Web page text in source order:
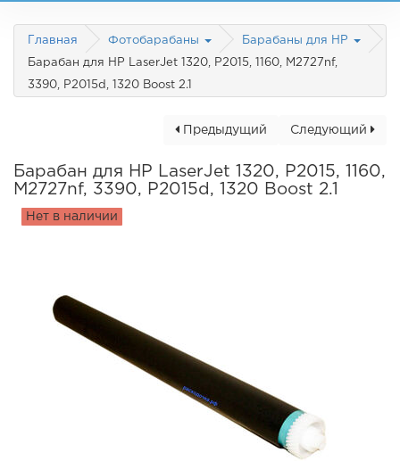
Главная Фотобарабаны Барабаны для HP
Барабан для HP LaserJet 1320, P2015, 1160, M2727nf,
3390, P2015d, 1320 Boost 2.1
Следующий
Предыдущий
Барабан для HP LaserJet 1320, P2015, 1160,
M2727nf, 3390, P2015d, 1320 Boost 2.1
Нет в наличии